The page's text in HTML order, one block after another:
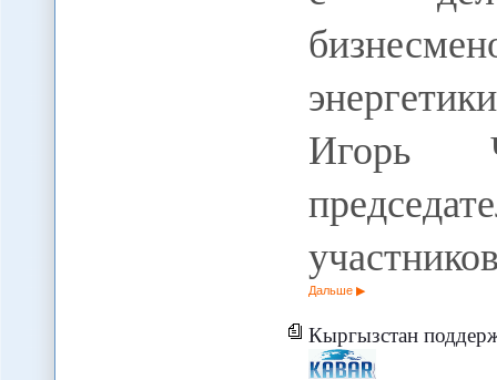
Игорь
Дальше
Кыргызстан поддерживает намерения